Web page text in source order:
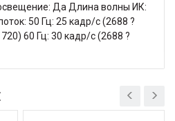
Да Длина волны ИК:
50 Гц: 25 кадр/с (2688 ?
60 Гц: 30 кадр/с (2688 ?